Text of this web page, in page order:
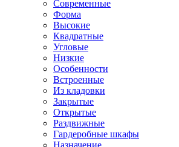
Современные
Форма
Высокие
Квадратные
Угловые
Низкие
Особенности
Встроенные
Из кладовки
Закрытые
Открытые
Раздвижные
Гардеробные шкафы
Назначение